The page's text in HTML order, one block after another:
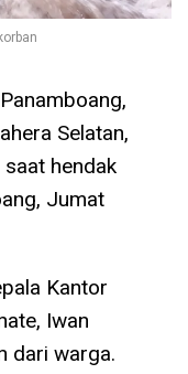
Selatan,
hendak
Jumat
Kantor
Iwan
dari warga.